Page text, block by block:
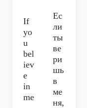
If
yo
u
bel
iev
e
in
me
Ес
ли
ты
ве
ри
шь
в
ме
ня,